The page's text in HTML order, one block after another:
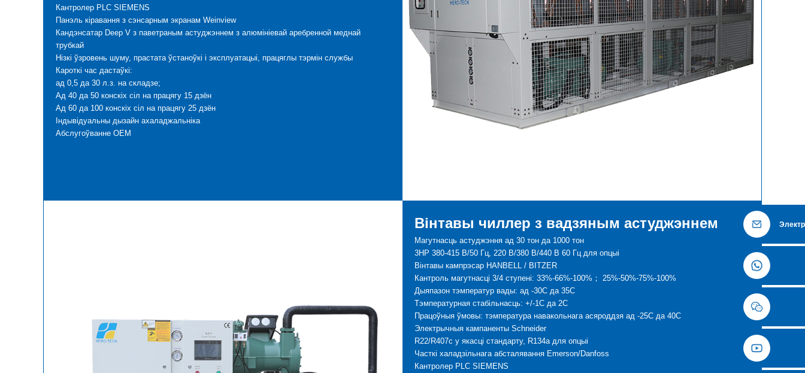
Кантролер PLC SIEMENS
Панэль кіравання з сэнсарным экранам Weinview
Кандэнсатар Deep V з паветраным астуджэннем з алюмініевай аребренной меднай
трубкай
Нізкі ўзровень шуму, прастата ўстаноўкі і эксплуатацыі, працяглы тэрмін службы
Кароткі час дастаўкі:
ад 0,5 да 30 л.з. на складзе;
Ад 40 да 50 конскіх сіл на працягу 15 дзён
Ад 60 да 100 конскіх сіл на працягу 25 дзён
Індывідуальны дызайн ахаладжальніка
Абслугоўванне OEM
Вінтавы чиллер з вадзяным астуджэннем
Магутнасць астуджэння ад 30 тон да 1000 тон
3HP 380-415 В/50 Гц, 220 В/380 В/440 В 60 Гц для опцыі
Вінтавы кампрэсар HANBELL / BITZER
Кантроль магутнасці 3/4 ступені: 33%-66%-100%； 25%-50%-75%-100%
Дыяпазон тэмператур вады: ад -30С да 35С
Тэмпературная стабільнасць: +/-1C да 2C
Працоўныя ўмовы: тэмпература навакольнага асяроддзя ад -25C да 40C
Электрычныя кампаненты Schneider
R22/R407c у якасці стандарту, R134a для опцыі
Часткі халадзільнага абсталявання Emerson/Danfoss
Кантролер PLC SIEMENS